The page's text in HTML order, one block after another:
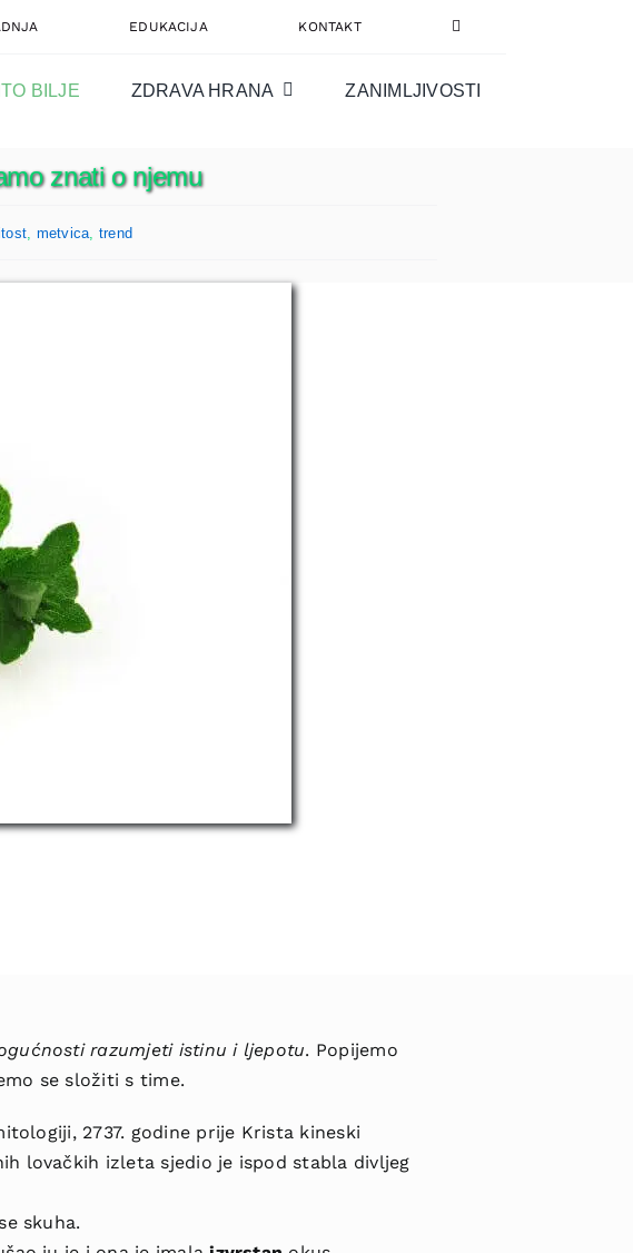
EDUKACIJA KONTAKT
BILJE ZDRAVA HRANA ZANIMLJIVOSTI
znati o njemu
metvica trend
razumjeti istinu i ljepotu. Popijemo
se složiti s time.
2737. godine prije Krista kineski
lovačkih izleta sjedio je ispod stabla divljeg
skuha.